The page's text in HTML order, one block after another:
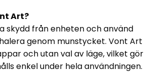
Art?
skydd från enheten och använd
genom munstycket. Vont Art
och utan val av läge, vilket gör
enkel under hela användningen.